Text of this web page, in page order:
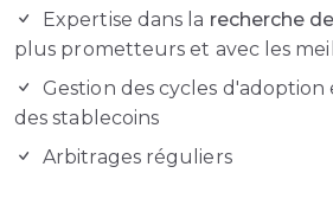
Expertise dans la recherche
plus prometteurs et avec les
Gestion des cycles
des stablecoins
Arbitrages réguliers